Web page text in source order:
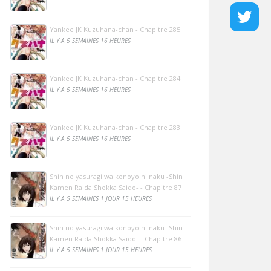
Yankee JK Kuzuhana-chan - Chapitre 285
IL Y A 5 SEMAINES 16 HEURES
Yankee JK Kuzuhana-chan - Chapitre 284
IL Y A 5 SEMAINES 16 HEURES
Yankee JK Kuzuhana-chan - Chapitre 283
IL Y A 5 SEMAINES 16 HEURES
Shin no yasuragi wa konoyo ni naku -Shin
Kamen Raida Shokka Saido- - Chapitre 87
IL Y A 5 SEMAINES 1 JOUR 15 HEURES
Shin no yasuragi wa konoyo ni naku -Shin
Kamen Raida Shokka Saido- - Chapitre 86
IL Y A 5 SEMAINES 1 JOUR 15 HEURES